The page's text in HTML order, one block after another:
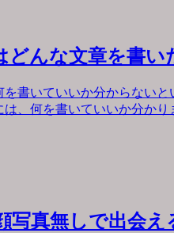
どんな文章を書い
書いていいか分からない
、何を書いていいか分か
写真無しで出会え